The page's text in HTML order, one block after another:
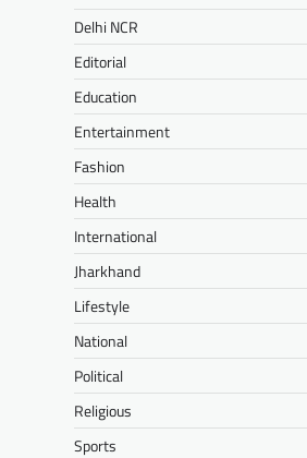
Delhi NCR
Editorial
Education
Entertainment
Fashion
Health
International
Jharkhand
Lifestyle
National
Political
Religious
Sports